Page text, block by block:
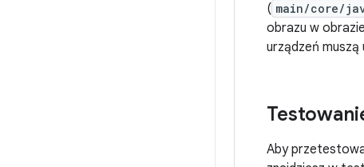
( main/core/
obrazu w
urządzeń
Aby